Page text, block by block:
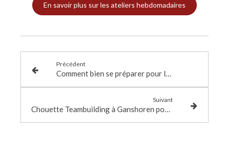
En savoir plus sur les ateliers hebdomadaires
Précédent
Comment bien se préparer pour les élections ?
Suivant
Chouette Teambuilding à Ganshoren pour le personnel de la commune